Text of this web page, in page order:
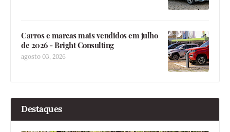
Carros e marcas mais vendidos em julho
de 2026 - Bright Consulting
agosto 03, 2026
Destaques